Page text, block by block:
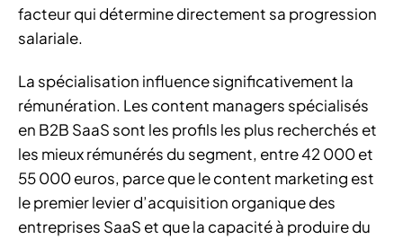
facteur qui détermine directement sa progression
salariale.
La spécialisation influence significativement la
rémunération. Les content managers spécialisés
en B2B SaaS sont les profils les plus recherchés et
les mieux rémunérés du segment, entre 42 000 et
55 000 euros, parce que le content marketing est
le premier levier d’acquisition organique des
entreprises SaaS et que la capacité à produire du